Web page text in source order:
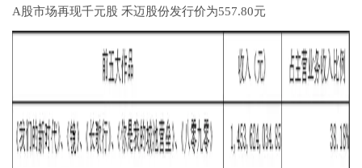
A股市场再现千元股 禾迈股份发行价为557.80元